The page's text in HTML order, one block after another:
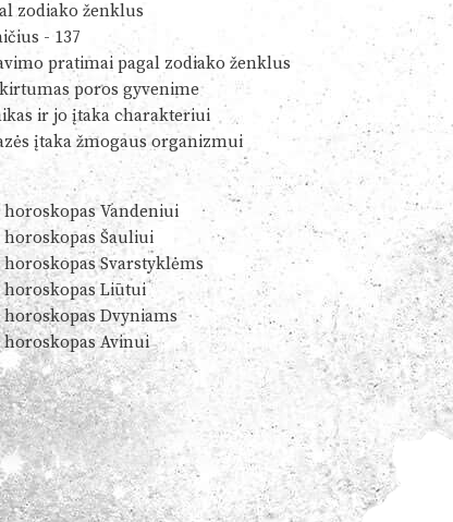
zodiako ženklus
- 137
pratimai pagal zodiako ženklus
poros gyvenime
ir jo įtaka charakteriui
įtaka žmogaus organizmui
horoskopas Vandeniui
horoskopas Šauliui
horoskopas Svarstyklėms
horoskopas Liūtui
horoskopas Dvyniams
horoskopas Avinui